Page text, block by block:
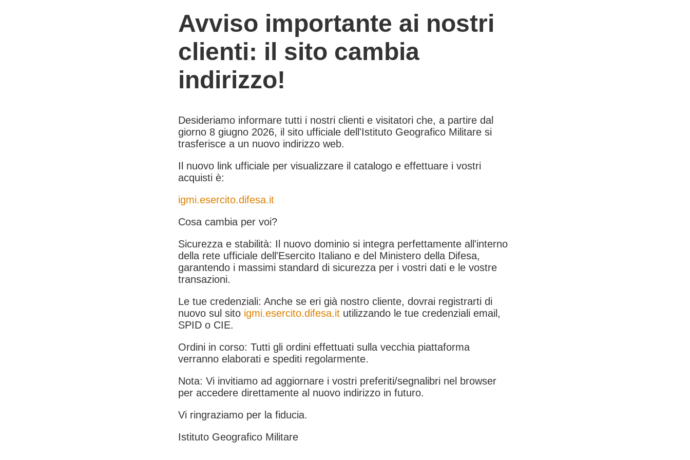
Avviso importante ai nostri
clienti: il sito cambia
indirizzo!
Desideriamo informare tutti i nostri clienti e visitatori che, a partire dal
giorno 8 giugno 2026, il sito ufficiale dell'Istituto Geografico Militare si
trasferisce a un nuovo indirizzo web.
Il nuovo link ufficiale per visualizzare il catalogo e effettuare i vostri
acquisti è:
igmi.esercito.difesa.it
Cosa cambia per voi?
Sicurezza e stabilità: Il nuovo dominio si integra perfettamente all'interno
della rete ufficiale dell'Esercito Italiano e del Ministero della Difesa,
garantendo i massimi standard di sicurezza per i vostri dati e le vostre
transazioni.
Le tue credenziali: Anche se eri già nostro cliente, dovrai registrarti di
nuovo sul sito igmi.esercito.difesa.it utilizzando le tue credenziali email,
SPID o CIE.
Ordini in corso: Tutti gli ordini effettuati sulla vecchia piattaforma
verranno elaborati e spediti regolarmente.
Nota: Vi invitiamo ad aggiornare i vostri preferiti/segnalibri nel browser
per accedere direttamente al nuovo indirizzo in futuro.
Vi ringraziamo per la fiducia.
Istituto Geografico Militare